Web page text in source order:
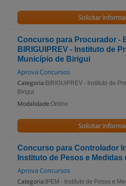
Solicitar
Concurso para Procurador -
BIRIGUIPREV - Instituto de
Município de Birigui
Aprova Concursos
Categoria: BIRIGUIPREV - Instituto de
Birigui
Modalidade:Online
Solicitar
Concurso para Controlador
Instituto de Pesos e
Aprova Concursos
Categoria: IPEM - Instituto de Pesos e